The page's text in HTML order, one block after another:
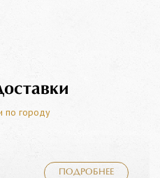
по городу
ПОДРОБНЕЕ